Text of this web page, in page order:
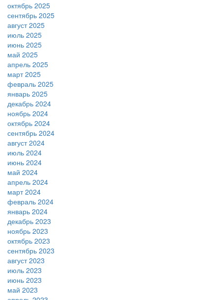
октябрь 2025
сентябрь 2025
август 2025
июль 2025
июнь 2025
май 2025
апрель 2025
март 2025
февраль 2025
январь 2025
декабрь 2024
ноябрь 2024
октябрь 2024
сентябрь 2024
август 2024
июль 2024
июнь 2024
май 2024
апрель 2024
март 2024
февраль 2024
январь 2024
декабрь 2023
ноябрь 2023
октябрь 2023
сентябрь 2023
август 2023
июль 2023
июнь 2023
май 2023